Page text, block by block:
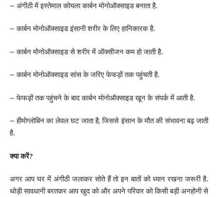
– अंगीठी में इस्तेमाल कोयला कार्बन मोनोऑक्साइड बनाता है.
– कार्बन मोनोऑक्साइड इंसानी शरीर के लिए हानिकारक है.
– कार्बन मोनोऑक्साइड से शरीर में ऑक्सीजन कम हो जाती है.
– कार्बन मोनोऑक्साइड सांस के जरिए फेफड़ों तक पहुंचती है.
– फेफड़ों तक पहुंचने के बाद कार्बन मोनोऑक्साइड खून के संपर्क में आती है.
– हीमोग्लोबिन का लेवल घट जाता है, जिससे इंसान के मौत की संभावना बढ़ जाती
है.
क्या करें?
अगर आप घर में अंगीठी जलाकर सोते हैं तो इन बातों को ध्यान रखना जरूरी है.
थोड़ी सावधानी बरतकर आप खुद को और अपने परिवार को किसी बड़ी अनहोनी से